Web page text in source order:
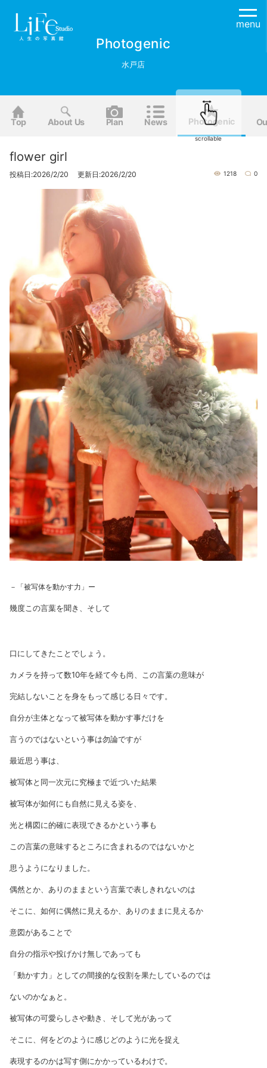
menu
Photogenic
水戸店
Top About Us Plan News Photogenic
scrollable
flower girl
投稿日:2026/2/20 更新日:2026/2/20 1218 0
－「被写体を動かす力」ー
幾度この言葉を聞き、そして
口にしてきたことでしょう。
カメラを持って数10年を経て今も尚、この言葉の意味が
完結しないことを身をもって感じる日々です。
自分が主体となって被写体を動かす事だけを
言うのではないという事は勿論ですが
最近思う事は、
被写体と同一次元に究極まで近づいた結果
被写体が如何にも自然に見える姿を、
光と構図に的確に表現できるかという事も
この言葉の意味するところに含まれるのではないかと
思うようになりました。
偶然とか、ありのままという言葉で表しきれないのは
そこに、如何に偶然に見えるか、ありのままに見えるか
意図があることで
自分の指示や投げかけ無しであっても
「動かす力」としての間接的な役割を果たしているのでは
ないのかなぁと。
被写体の可愛らしさや動き、そして光があって
そこに、何をどのように感じどのように光を捉え
表現するのかは写す側にかかっているわけで。